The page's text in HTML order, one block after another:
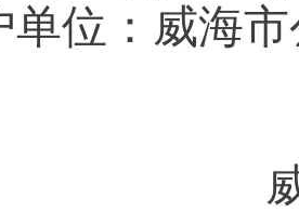
单位：威海